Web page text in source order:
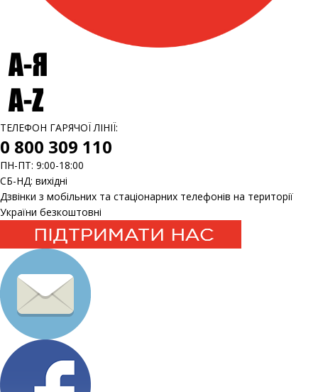
ТЕЛЕФОН ГАРЯЧОЇ ЛІНІЇ:
0 800 309 110
ПН-ПТ: 9:00-18:00
СБ-НД: вихідні
Дзвінки з мобільних та стаціонарних телефонів на території
України безкоштовні